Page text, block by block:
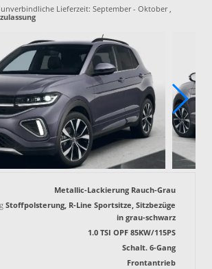
Lieferzeit: September - Oktober ,
Metallic-Lackierung Rauch-Grau
Stoffpolsterung, R-Line Sportsitze, Sitzbezüge
in grau-schwarz
1.0 TSI OPF 85KW/115PS
Schalt. 6-Gang
Frontantrieb